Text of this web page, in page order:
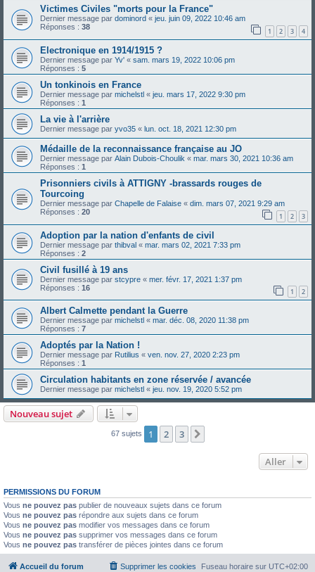
Victimes Civiles "morts pour la France"
Dernier message par dominord « jeu. juin 09, 2022 10:46 am
Réponses : 38 1 2 3 4
Electronique en 1914/1915 ?
Dernier message par Yv' « sam. mars 19, 2022 10:06 pm
Réponses : 5
Un tonkinois en France
Dernier message par michelstl « jeu. mars 17, 2022 9:30 pm
Réponses : 1
La vie à l'arrière
Dernier message par yvo35 « lun. oct. 18, 2021 12:30 pm
Médaille de la reconnaissance française au JO
Dernier message par Alain Dubois-Choulik « mar. mars 30, 2021 10:36 am
Réponses : 1
Prisonniers civils à ATTIGNY -brassards rouges de
Tourcoing
Dernier message par Chapelle de Falaise « dim. mars 07, 2021 9:29 am
Réponses : 20 1 2 3
Adoption par la nation d'enfants de civil
Dernier message par thibval « mar. mars 02, 2021 7:33 pm
Réponses : 2
Civil fusillé à 19 ans
Dernier message par stcypre « mer. févr. 17, 2021 1:37 pm
Réponses : 16 1 2
Albert Calmette pendant la Guerre
Dernier message par michelstl « mar. déc. 08, 2020 11:38 pm
Réponses : 7
Adoptés par la Nation !
Dernier message par Rutilius « ven. nov. 27, 2020 2:23 pm
Réponses : 1
Circulation habitants en zone réservée / avancée
Dernier message par michelstl « jeu. nov. 19, 2020 5:52 pm
Nouveau sujet
67 sujets 1 2 3
Aller
PERMISSIONS DU FORUM
Vous ne pouvez pas publier de nouveaux sujets dans ce forum
Vous ne pouvez pas répondre aux sujets dans ce forum
Vous ne pouvez pas modifier vos messages dans ce forum
Vous ne pouvez pas supprimer vos messages dans ce forum
Vous ne pouvez pas transférer de pièces jointes dans ce forum
Accueil du forum Fuseau horaire sur UTC+02:00
Supprimer les cookies